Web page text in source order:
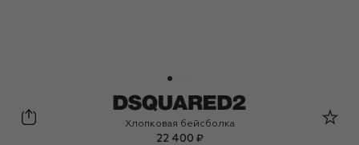
Dsquared2
Хлопковая бейсболка
22 400 ₽